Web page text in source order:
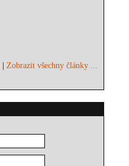
|Zobrazit všechny články ...